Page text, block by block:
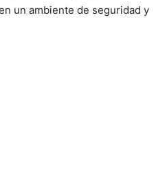
un ambiente de seguridad y